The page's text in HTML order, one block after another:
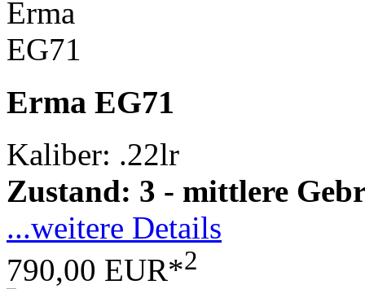
Erma EG71
Kaliber: .22lr
Zustand: 3 - mittlere
...weitere Details
790,00 EUR*2